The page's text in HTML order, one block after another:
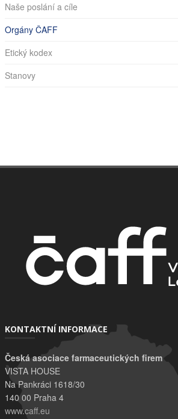
Naše poslání a cíle
Orgány ČAFF
Etický kodex
Stanovy
KONTAKTNÍ INFORMACE
Česká asociace farmaceutických firem
VISTA HOUSE
Na Pankráci 1618/30
140 00 Praha 4
www.caff.eu